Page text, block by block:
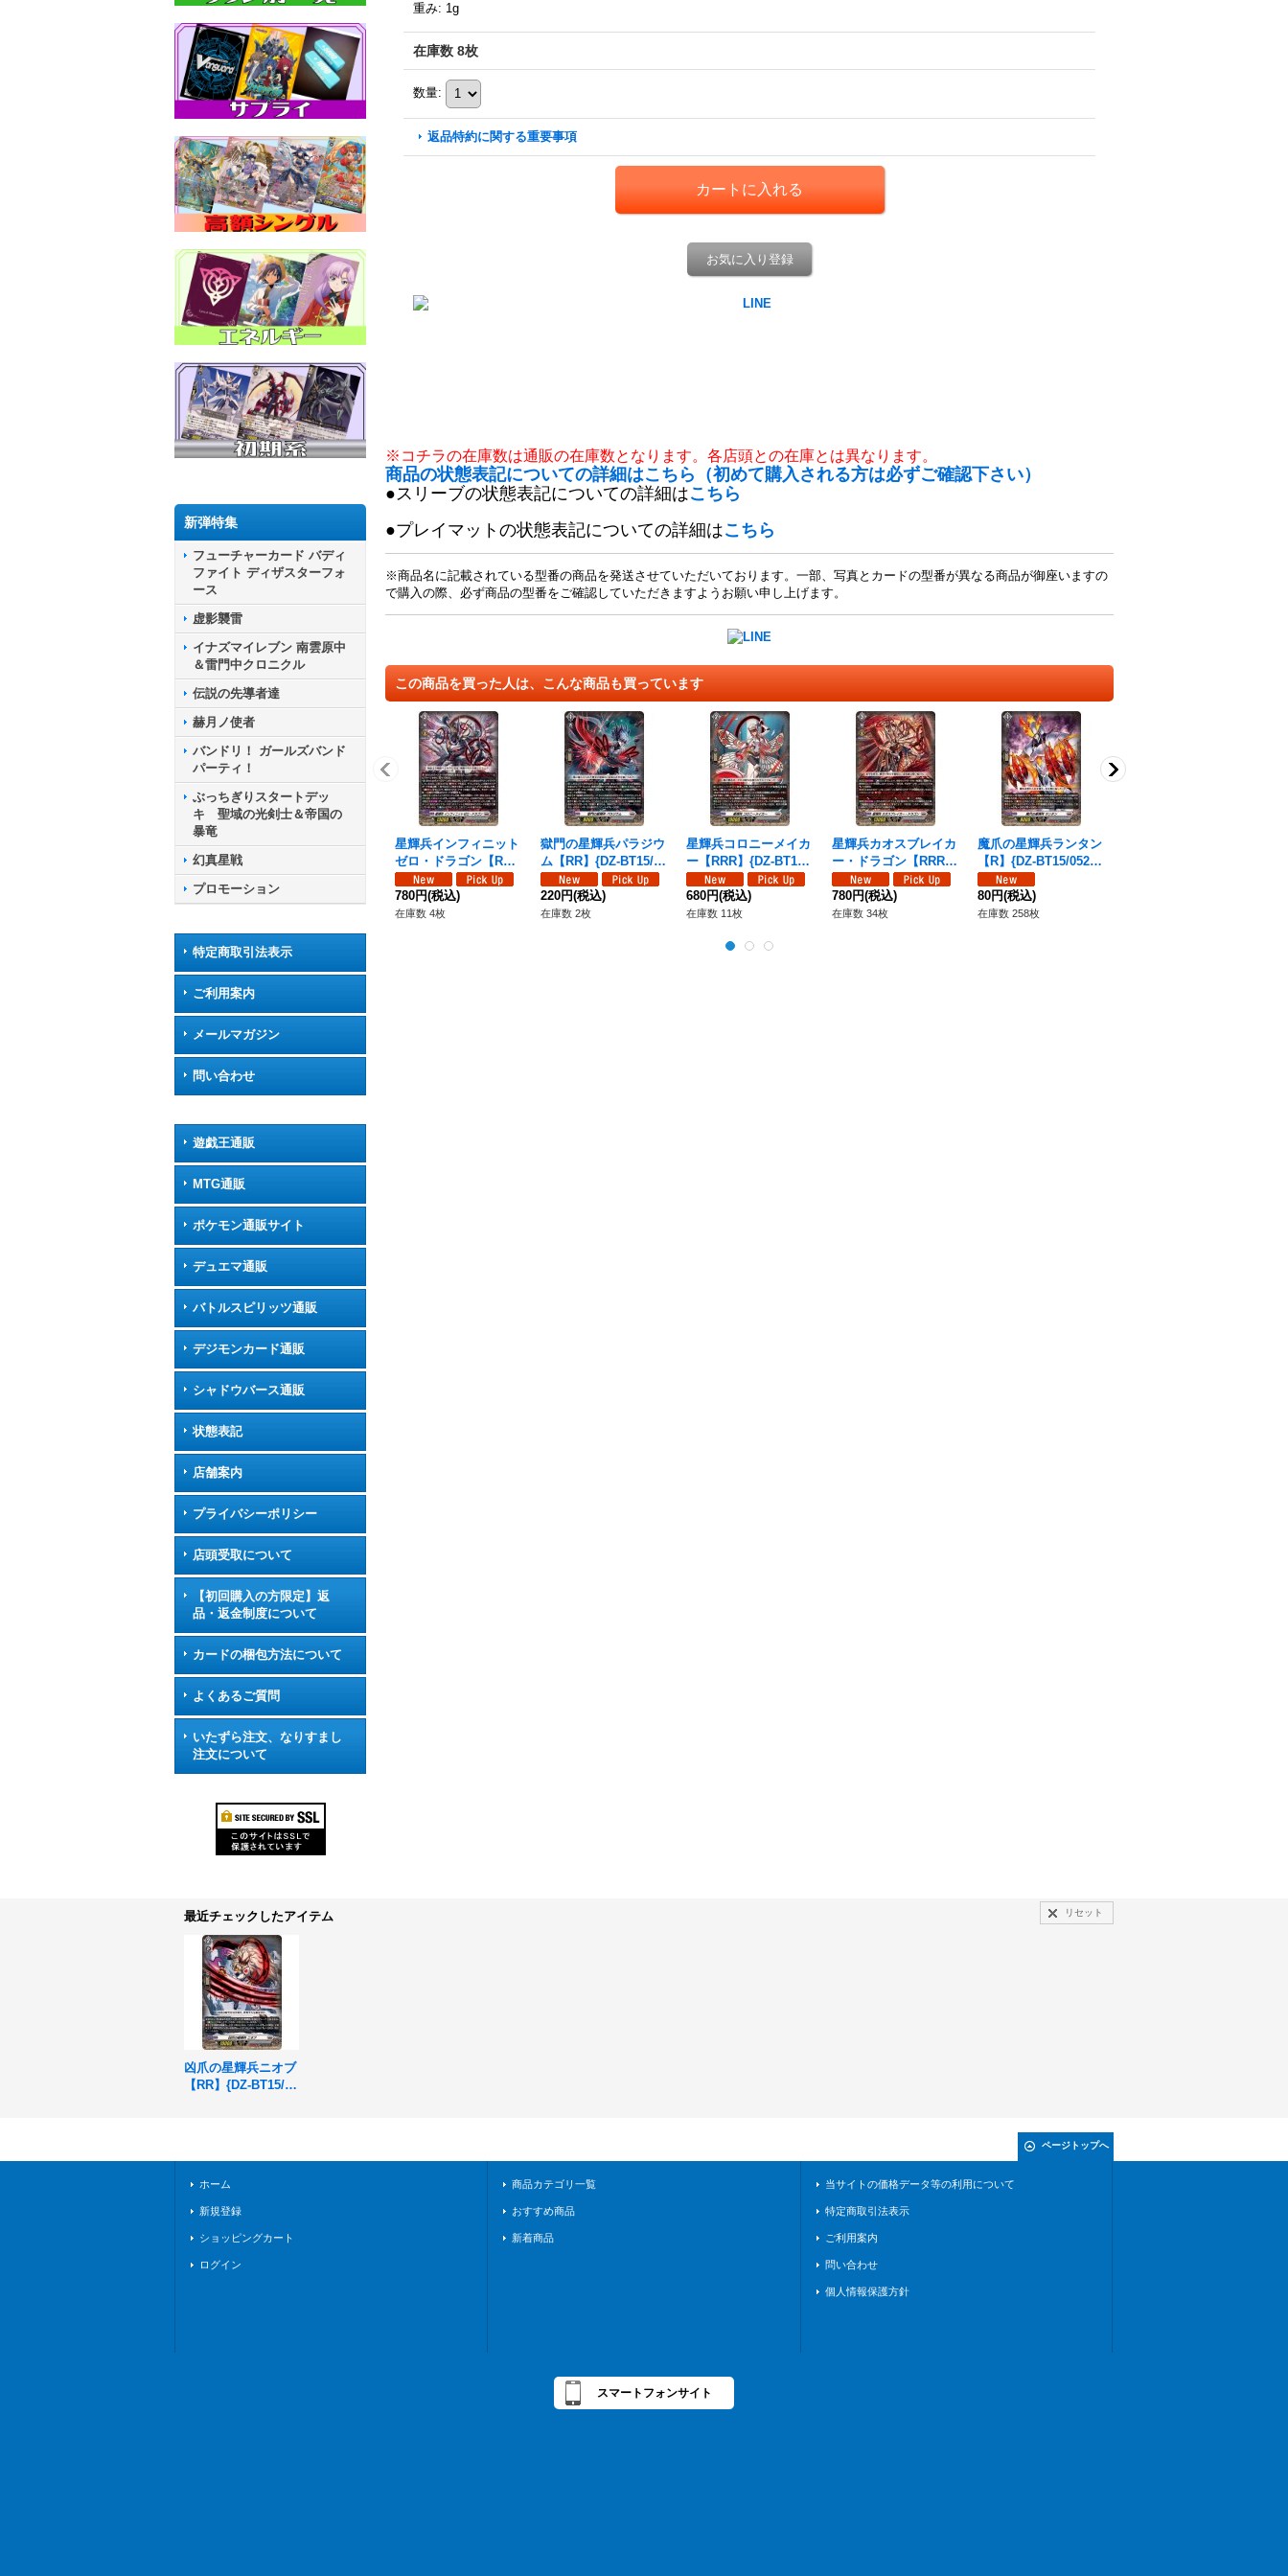
新弾特集
フューチャーカード バディ
ファイト ディザスターフォ
ース
虚影襲雷
イナズマイレブン 南雲原中
＆雷門中クロニクル
伝説の先導者達
赫月ノ使者
バンドリ！ ガールズバンド
パーティ！
ぶっちぎりスタートデッ
キ 聖域の光剣士＆帝国の
暴竜
幻真星戦
プロモーション
特定商取引法表示
ご利用案内
メールマガジン
問い合わせ
遊戯王通販
MTG通販
ポケモン通販サイト
デュエマ通販
バトルスピリッツ通販
デジモンカード通販
シャドウバース通販
状態表記
店舗案内
プライバシーポリシー
店頭受取について
【初回購入の方限定】返
品・返金制度について
カードの梱包方法について
よくあるご質問
いたずら注文、なりすまし
注文について
重み: 1g
在庫数 8枚
数量:
返品特約に関する重要事項
お気に入り登録
※コチラの在庫数は通販の在庫数となります。各店頭との在庫とは異なります。
商品の状態表記についての詳細はこちら（初めて購入される方は必ずご確認下さい）
●スリーブの状態表記についての詳細はこちら
●プレイマットの状態表記についての詳細はこちら
※商品名に記載されている型番の商品を発送させていただいております。一部、写真とカードの型番が異なる商品が御座いますの
で購入の際、必ず商品の型番をご確認していただきますようお願い申し上げます。
この商品を買った人は、こんな商品も買っています
星輝兵インフィニット
ゼロ・ドラゴン【RR
R】{DZ-BT15/009}
《ブラントゲート》
780円(税込)
在庫数 4枚
獄門の星輝兵パラジウ
ム【RR】{DZ-BT15/02
9}《ブラントゲート》
220円(税込)
在庫数 2枚
星輝兵コロニーメイカ
ー【RRR】{DZ-BT15/
011}《ブラントゲー
ト》
680円(税込)
在庫数 11枚
星輝兵カオスブレイカ
ー・ドラゴン【RRR】
{DZ-BT15/010}《ブラ
ントゲート》
780円(税込)
在庫数 34枚
魔爪の星輝兵ランタン
【R】{DZ-BT15/052}
《ブラントゲート》
80円(税込)
在庫数 258枚
最近チェックしたアイテム リセット
凶爪の星輝兵ニオブ
【RR】{DZ-BT15/02
ページトップへ
ホーム
新規登録
ショッピングカート
ログイン
商品カテゴリ一覧
おすすめ商品
新着商品
当サイトの価格データ等の利用について
特定商取引法表示
ご利用案内
問い合わせ
個人情報保護方針
スマートフォンサイト